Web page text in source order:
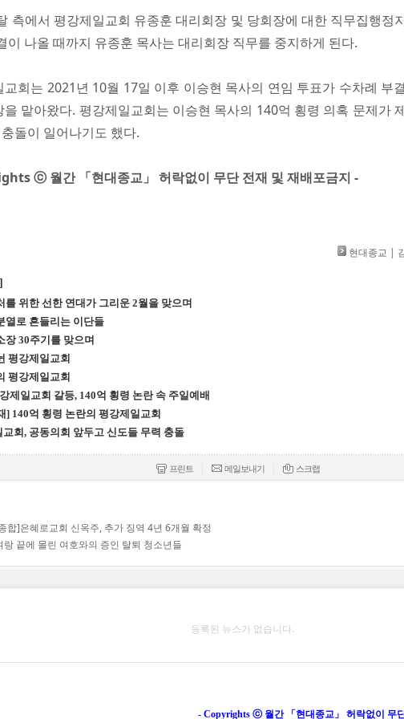
측에서 평강제일교회 유종훈 대리회장 및 당회장에 대한 직무집행정
이 나올 때까지 유종훈 목사는 대리회장 직무를 중지하게 된다.
교회는 2021년 10월 17일 이후 이승현 목사의 연임 투표가 수차례 부
을 맡아왔다. 평강제일교회는 이승현 목사의 140억 횡령 의혹 문제가
돌이 일어나기도 했다.​
ⓒ 월간 「현대종교」 허락없이 무단 전재 및 재배포금지 -
현대종교 |
를 위한 선한 연대가 그리운 2월을 맞으며
열로 흔들리는 이단들
장 30주기를 맞으며
평강제일교회
평강제일교회
제일교회 갈등, 140억 횡령 논란 속 주일예배
] 140억 횡령 논란의 평강제일교회
교회, 공동의회 앞두고 신도들 무력 충돌
프린트 메일보내기 스크랩
합]은혜로교회 신옥주, 추가 징역 4년 6개월 확정
랑 끝에 몰린 여호와의 증인 탈퇴 청소년들
등록된 뉴스가 없습니다.
- Copyrights ⓒ 월간 「현대종교」 허락없이 무